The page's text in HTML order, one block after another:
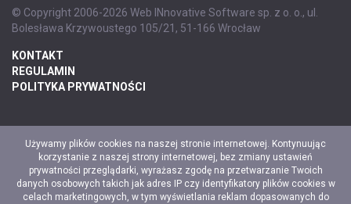
© Copyright 2006-2026 Web INnovative Software sp. z o. o., ul.
Bolesława Krzywoustego 105/21, 51-166 Wrocław
KONTAKT
REGULAMIN
POLITYKA PRYWATNOŚCI
Używamy plików cookies na naszej stronie internetowej. Kontynuując
korzystanie z naszej strony internetowej, bez zmiany ustawień
prywatności przeglądarki, wyrażasz zgodę na przetwarzanie Twoich
danych osobowych takich jak adres IP czy identyfikatory plików cookies w
celach marketingowych, w tym wyświetlania reklam dopasowanych do